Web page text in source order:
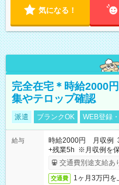
気になる！
完全在宅＊時給2000
集やテロップ確認
派遣 ブランクOK WEB登録
給与
時給2000円 月収例
+残業5h ※月収例を
取りサービス利用可
交通費別途支給あ
交通費 1ヶ月3万円を